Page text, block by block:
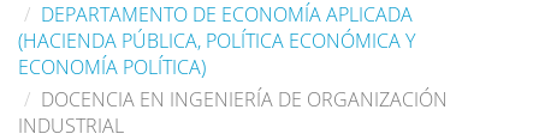
DEPARTAMENTO DE ECONOMÍA APLICADA
(HACIENDA PÚBLICA, POLÍTICA ECONÓMICA Y
ECONOMÍA POLÍTICA)
DOCENCIA EN INGENIERÍA DE ORGANIZACIÓN
INDUSTRIAL